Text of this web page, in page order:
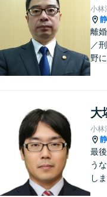
小林
離
／
野
大
小林
最
う
し